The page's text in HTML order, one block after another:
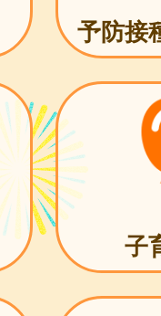
予防接
子